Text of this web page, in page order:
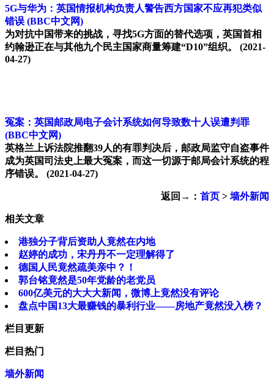
5G与华为：英国情报机构负责人警告西方国家不应再犯类似
错误 (BBC中文网)
为对抗中国带来的挑战，寻找5G方面的替代选项，英国首相
约翰逊正在与其他九个民主国家商量筹建“D10”组织。
(2021-
04-27)
冤案：英国邮政局电子会计系统如何导致数十人误遭判罪
(BBC中文网)
英格兰上诉法院推翻39人的有罪判决后，邮政局监守自盗事件
成为英国司法史上最大冤案，而这一切源于邮局会计系统的程
序错误。
(2021-04-27)
返回→： 首页 > 墙外新闻
相关文章
港独分子背后资助人竟然在内地
赵婷的成功，宋丹丹不一定理解得了
德国人民竟然疏美亲中？！
郭台铭竟然是50年党龄的老党员
600亿美元的大大大新闻，微博上竟然没有评论
盘点中国13大最赚钱的暴利行业——房地产竟然没入榜？
栏目更新
栏目热门
墙外新闻